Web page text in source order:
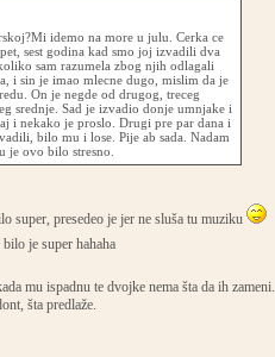
idemo na more u julu. Cerka ce
sest godina kad smo joj izvadili dva
sam razumela zbog njih odlagali
i sin je imao mlecne dugo, mislim da je
On je negde od drugog, treceg
srednje. Sad je izvadio donje umnjake i
i nekako je proslo. Drugi pre par dana i
bilo mu i lose. Pije ab sada. Nadam
je ovo bilo stresno.
super, presedeo je jer ne sluša tu muziku
je super hahaha
mu ispadnu te dvojke nema šta da ih zameni.
šta predlaže.